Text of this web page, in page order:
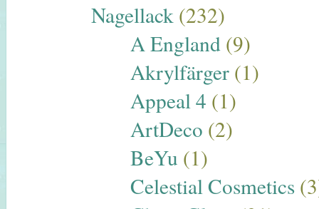
Nagellack(232)
A England (9)
Akrylfärger (1)
Appeal 4 (1)
ArtDeco (2)
BeYu (1)
Celestial Cosmetics